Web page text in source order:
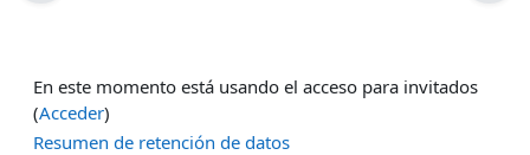
En este momento está usando el acceso para invitados
(Acceder)
Resumen de retención de datos